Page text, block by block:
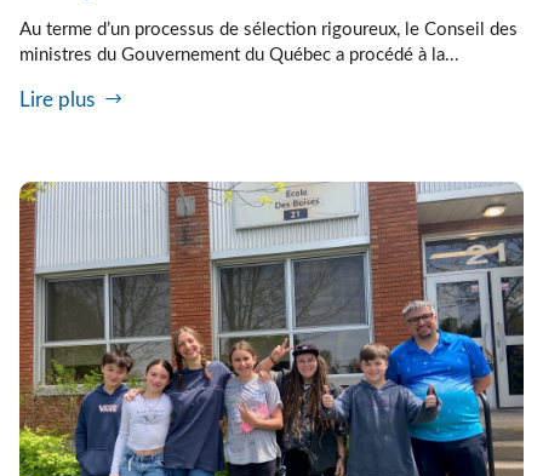
Au terme d’un processus de sélection rigoureux, le Conseil des
ministres du Gouvernement du Québec a procédé à la...
Lire plus